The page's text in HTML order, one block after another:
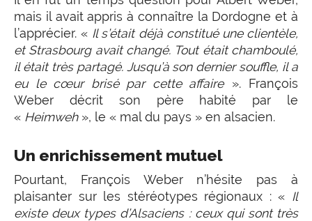
mais il avait appris à connaître la Dordogne et à
l’apprécier. « Il s’était déjà constitué une clientèle,
et Strasbourg avait changé. Tout était chamboulé,
il était très partagé. Jusqu’à son dernier souffle, il a
eu le cœur brisé par cette affaire». François
Weber décrit son père habité par le
« Heimweh», le « mal du pays » en alsacien.
Un enrichissement mutuel
Pourtant, François Weber n’hésite pas à
plaisanter sur les stéréotypes régionaux : « Il
existe deux types d’Alsaciens : ceux qui sont très